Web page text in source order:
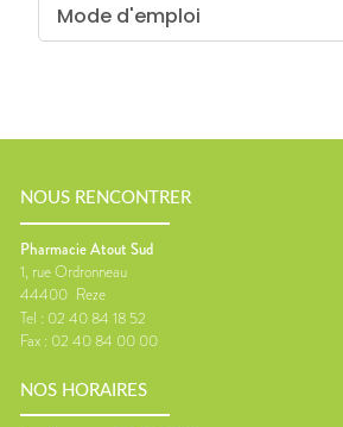
Mode d'emploi
NOUS RENCONTRER
Pharmacie Atout Sud
1, rue Ordronneau
44400 Reze
Tel : 02 40 84 18 52
Fax : 02 40 84 00 00
NOS HORAIRES